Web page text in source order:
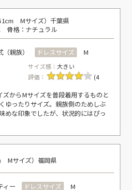
Mサイズ） 千葉県
骨格：ナチュラル
親族） ドレスサイズ M
サイズ感：大きい
評価： (4
ズからMサイズを普段着用するものと
ゆったりサイズ。親族側のためしぶ
めな印象でしたが、状況的にはぴっ
Mサイズ） 福岡県
ィー ドレスサイズ M